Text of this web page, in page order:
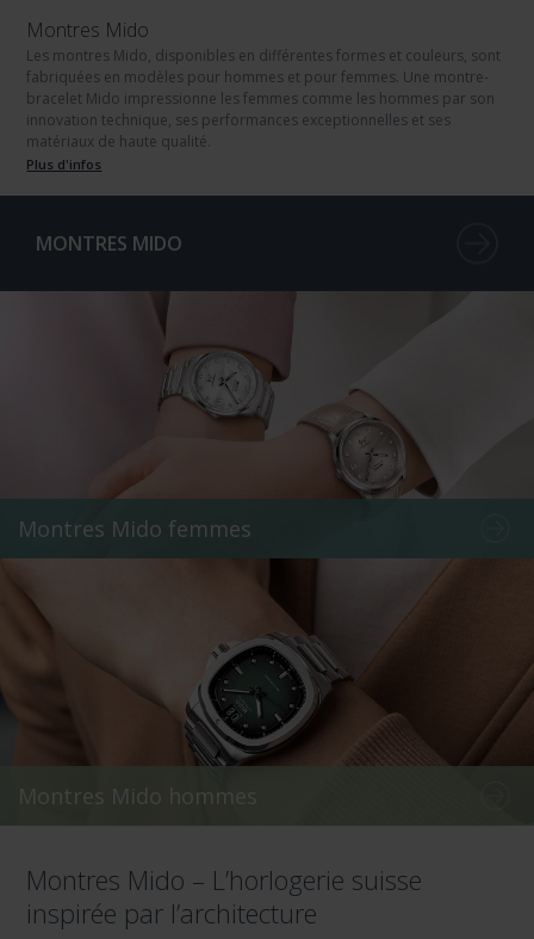
Montres Mido
Les montres Mido, disponibles en différentes formes et couleurs, sont
fabriquées en modèles pour hommes et pour femmes. Une montre-
bracelet Mido impressionne les femmes comme les hommes par son
innovation technique, ses performances exceptionnelles et ses
matériaux de haute qualité.
Plus d'infos
MONTRES MIDO
Montres Mido femmes
Montres Mido hommes
Montres Mido – L’horlogerie suisse
inspirée par l’architecture